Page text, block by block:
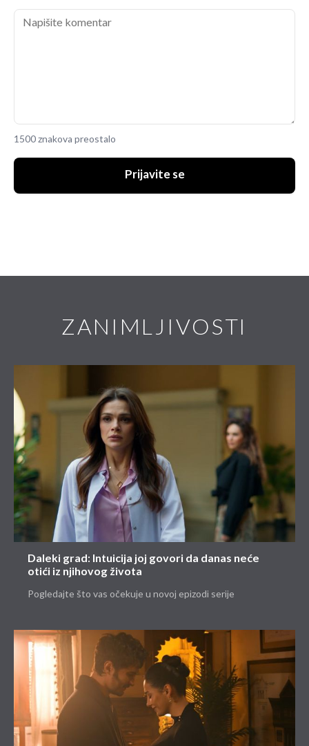
1500 znakova preostalo
Prijavite se
ZANIMLJIVOSTI
Daleki grad: Intuicija joj govori da danas neće
otići iz njihovog života
Pogledajte što vas očekuje u novoj epizodi serije